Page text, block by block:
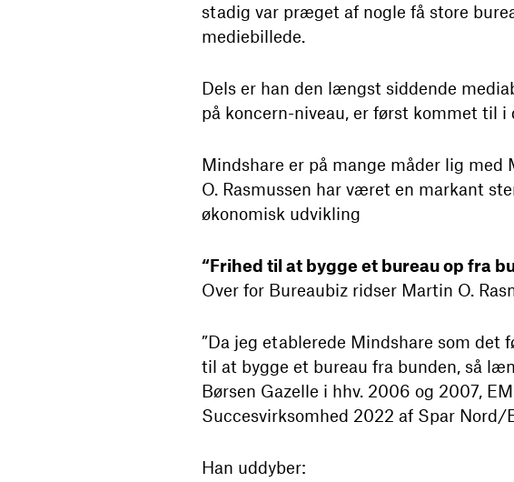
stadig var præget af nogle få store
mediebillede.
Dels er han den længst siddende
på koncern-niveau, er først kommet til i
Mindshare er på mange måder lig med
O. Rasmussen har været en markant
økonomisk udvikling
“Frihed til at bygge et bureau op fra
Over for Bureaubiz ridser Martin O.
”Da jeg etablerede Mindshare som det
til at bygge et bureau fra bunden, så
Børsen Gazelle i hhv. 2006 og 2007,
Succesvirksomhed 2022 af Spar Nord/
Han uddyber: